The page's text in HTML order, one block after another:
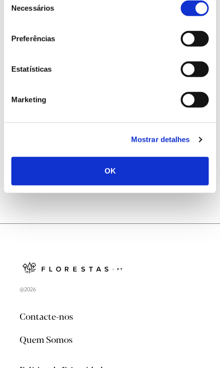
Necessários
Preferências
Estatísticas
Marketing
Mostrar detalhes
OK
Registar galhas de Trichi em acácia-das-espigas:
@2026
Contacte-nos
Quem Somos